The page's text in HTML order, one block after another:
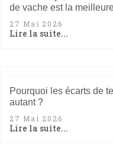
de vache est la
27 Mai 2026
Lire la suite...
Pourquoi les écarts de
autant ?
27 Mai 2026
Lire la suite...